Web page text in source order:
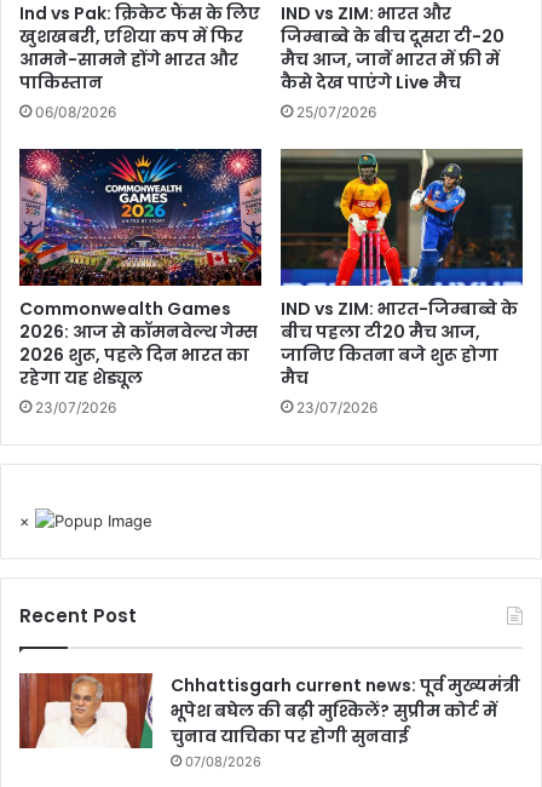
Ind vs Pak: क्रिकेट फैंस के लिए
खुशखबरी, एशिया कप में फिर
आमने-सामने होंगे भारत और
पाकिस्तान
06/08/2026
IND vs ZIM: भारत और
जिम्बाब्वे के बीच दूसरा टी-20
मैच आज, जानें भारत में फ्री में
कैसे देख पाएंगे Live मैच
25/07/2026
Commonwealth Games
2026: आज से कॉमनवेल्थ गेम्स
2026 शुरू, पहले दिन भारत का
रहेगा यह शेड्यूल
23/07/2026
IND vs ZIM: भारत-जिम्बाब्वे के
बीच पहला टी20 मैच आज,
जानिए कितना बजे शुरू होगा
मैच
23/07/2026
×
Recent Post
Chhattisgarh current news: पूर्व मुख्यमंत्री
भूपेश बघेल की बढ़ी मुश्किलें? सुप्रीम कोर्ट में
चुनाव याचिका पर होगी सुनवाई
07/08/2026